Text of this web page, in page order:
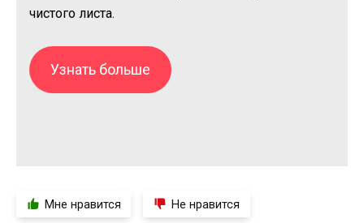
чистого листа.
Узнать больше
Мне нравится Не нравится